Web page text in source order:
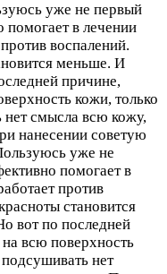
уже не первый
в лечении
воспалений.
меньше. И
причине,
кожи, только
смысла всю кожу,
нанесении советую
уже не
помогает в
против
становится
вот по последней
всю поверхность
нет